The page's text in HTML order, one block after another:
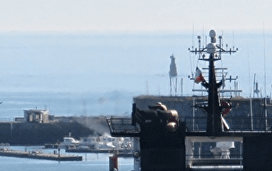
colonnes
les colonnes affichées